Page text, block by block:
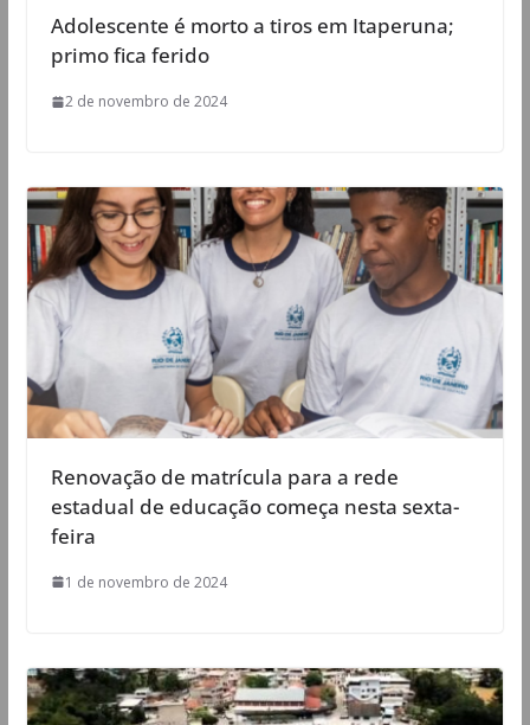
Adolescente é morto a tiros em Itaperuna;
primo fica ferido
2 de novembro de 2024
Renovação de matrícula para a rede
estadual de educação começa nesta sexta-
feira
1 de novembro de 2024